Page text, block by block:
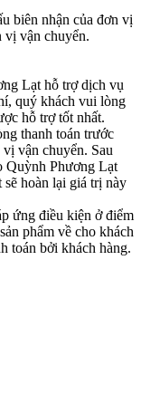
biên nhận của đơn vị
vị vận chuyển.
Lạt hỗ trợ dịch vụ
quý khách vui lòng
hỗ trợ tốt nhất.
thanh toán trước
vận chuyển. Sau
Quỳnh Phương Lạt
hoàn lại giá trị này
ứng điều kiện ở điểm
phẩm về cho khách
toán bởi khách hàng.